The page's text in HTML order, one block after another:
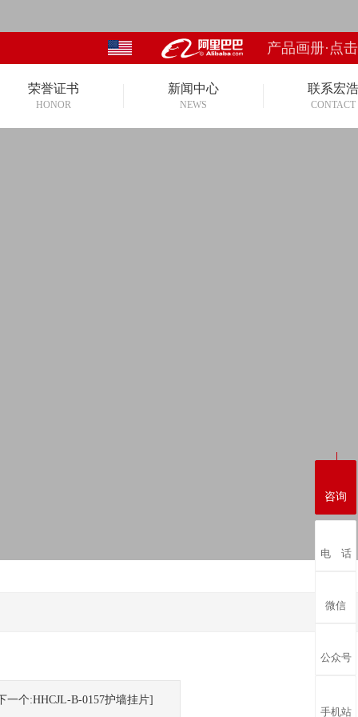
产品画册·点
荣誉证书
HONOR
新闻中心
NEWS
联系宏浩
CONTACT
一个:HHCJL-B-0157护墙挂片]
咨询
电 话
微信
公众号
手机站